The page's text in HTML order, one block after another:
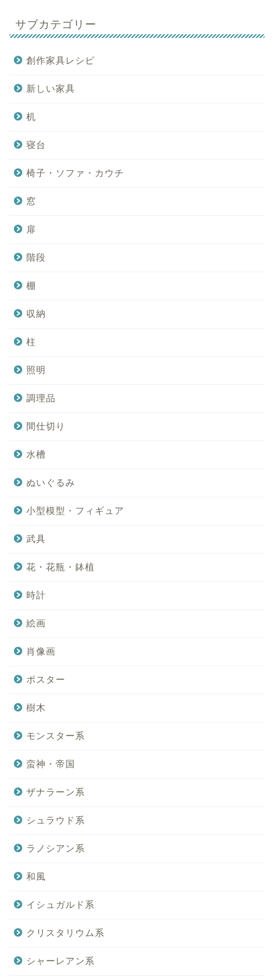
サブカテゴリー
創作家具レシピ
新しい家具
机
寝台
椅子・ソファ・カウチ
窓
扉
階段
棚
収納
柱
照明
調理品
間仕切り
水槽
ぬいぐるみ
小型模型・フィギュア
武具
花・花瓶・鉢植
時計
絵画
肖像画
ポスター
樹木
モンスター系
蛮神・帝国
ザナラーン系
シュラウド系
ラノシアン系
和風
イシュガルド系
クリスタリウム系
シャーレアン系